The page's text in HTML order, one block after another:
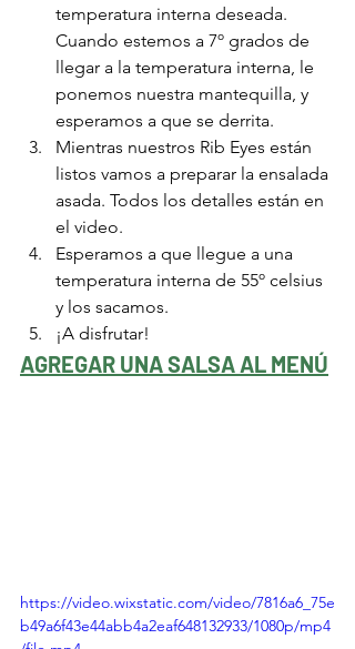
temperatura interna deseada.
Cuando estemos a 7º grados de
llegar a la temperatura interna, le
ponemos nuestra mantequilla, y
esperamos a que se derrita.
Mientras nuestros Rib Eyes están
listos vamos a preparar la ensalada
asada. Todos los detalles están en
el video.
Esperamos a que llegue a una
temperatura interna de 55º celsius
y los sacamos.
¡A disfrutar!
AGREGAR UNA SALSA AL MENÚ
https://video.wixstatic.com/video/7816a6_75e
b49a6f43e44abb4a2eaf648132933/1080p/mp4